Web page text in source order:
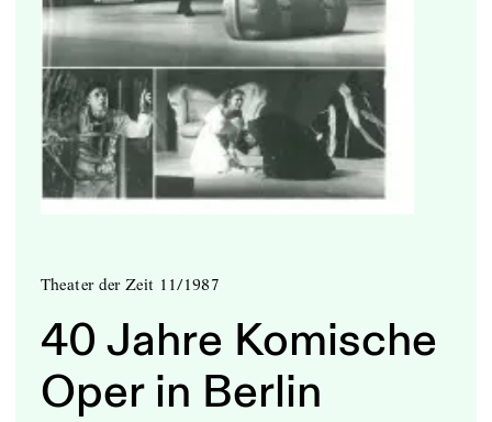
Theater der Zeit 11/1987
40 Jahre Komische
Oper in Berlin